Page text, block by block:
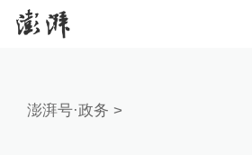
澎湃号·政务 >